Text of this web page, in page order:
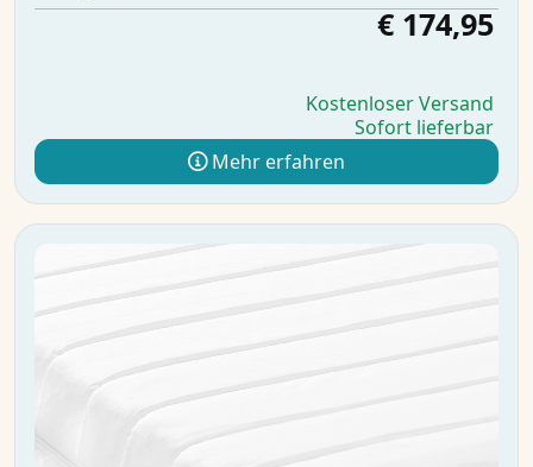
€ 174,95
Kostenloser Versand
Sofort lieferbar
Mehr erfahren